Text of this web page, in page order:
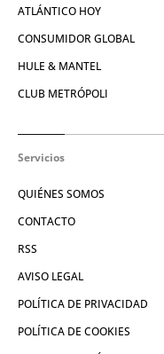
ATLÁNTICO HOY
CONSUMIDOR GLOBAL
HULE & MANTEL
CLUB METRÓPOLI
Servicios
QUIÉNES SOMOS
CONTACTO
RSS
AVISO LEGAL
POLÍTICA DE PRIVACIDAD
POLÍTICA DE COOKIES